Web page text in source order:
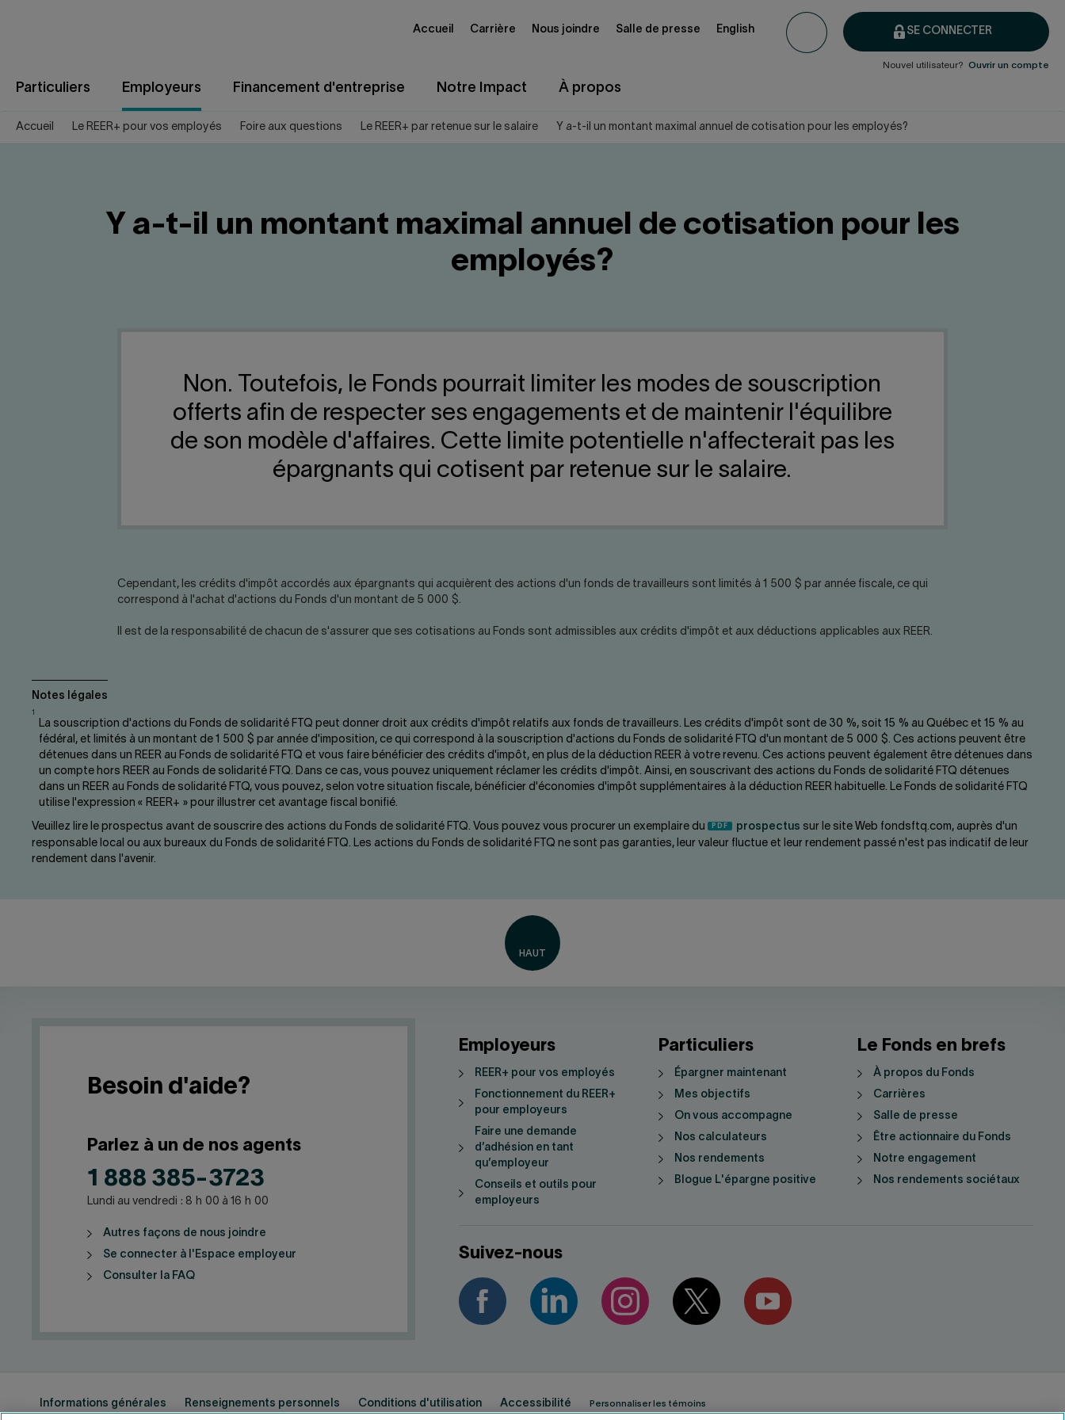
SE CONNECTER
Particuliers Employeurs Financement d'entreprise Notre Impact À propos
Nouvel utilisateur? Ouvrir un compte
Accueil Carrière Nous joindre Salle de presse English
Accueil Le REER+ pour vos employés Foire aux questions Le REER+ par retenue sur le salaire Y a-t-il un montant maximal annuel de cotisation pour les employés?
Y a-t-il un montant maximal annuel de cotisation pour les
employés?
Non. Toutefois, le Fonds pourrait limiter les modes de souscription
offerts afin de respecter ses engagements et de maintenir l'équilibre
de son modèle d'affaires. Cette limite potentielle n'affecterait pas les
épargnants qui cotisent par retenue sur le salaire.
Cependant, les crédits d'impôt accordés aux épargnants qui acquièrent des actions d'un fonds de travailleurs sont limités à 1 500 $ par année fiscale, ce qui
correspond à l'achat d'actions du Fonds d'un montant de 5 000 $.
Il est de la responsabilité de chacun de s'assurer que ses cotisations au Fonds sont admissibles aux crédits d'impôt et aux déductions applicables aux REER.
Notes légales
La souscription d'actions du Fonds de solidarité FTQ peut donner droit aux crédits d'impôt relatifs aux fonds de travailleurs. Les crédits d'impôt sont de 30 %, soit 15 % au Québec et 15 % au
fédéral, et limités à un montant de 1 500 $ par année d'imposition, ce qui correspond à la souscription d'actions du Fonds de solidarité FTQ d'un montant de 5 000 $. Ces actions peuvent être
détenues dans un REER au Fonds de solidarité FTQ et vous faire bénéficier des crédits d'impôt, en plus de la déduction REER à votre revenu. Ces actions peuvent également être détenues dans
un compte hors REER au Fonds de solidarité FTQ. Dans ce cas, vous pouvez uniquement réclamer les crédits d'impôt. Ainsi, en souscrivant des actions du Fonds de solidarité FTQ détenues
dans un REER au Fonds de solidarité FTQ, vous pouvez, selon votre situation fiscale, bénéficier d'économies d'impôt supplémentaires à la déduction REER habituelle. Le Fonds de solidarité FTQ
utilise l'expression « REER+ » pour illustrer cet avantage fiscal bonifié.
Veuillez lire le prospectus avant de souscrire des actions du Fonds de solidarité FTQ. Vous pouvez vous procurer un exemplaire du prospectus sur le site Web fondsftq.com, auprès d'un
responsable local ou aux bureaux du Fonds de solidarité FTQ. Les actions du Fonds de solidarité FTQ ne sont pas garanties, leur valeur fluctue et leur rendement passé n'est pas indicatif de leur
rendement dans l'avenir.
Besoin d'aide?
Parlez à un de nos agents
1 888 385-3723
Lundi au vendredi : 8 h 00 à 16 h 00
Autres façons de nous joindre
Se connecter à l'Espace employeur
Consulter la FAQ
Employeurs
REER+ pour vos employés
Fonctionnement du REER+
pour employeurs
Faire une demande
d’adhésion en tant
qu’employeur
Conseils et outils pour
employeurs
Particuliers
Épargner maintenant
Mes objectifs
On vous accompagne
Nos calculateurs
Nos rendements
Blogue L'épargne positive
Le Fonds en brefs
À propos du Fonds
Carrières
Salle de presse
Être actionnaire du Fonds
Notre engagement
Nos rendements sociétaux
Suivez-nous
Informations générales Renseignements personnels Conditions d'utilisation Accessibilité Personnaliser les témoins